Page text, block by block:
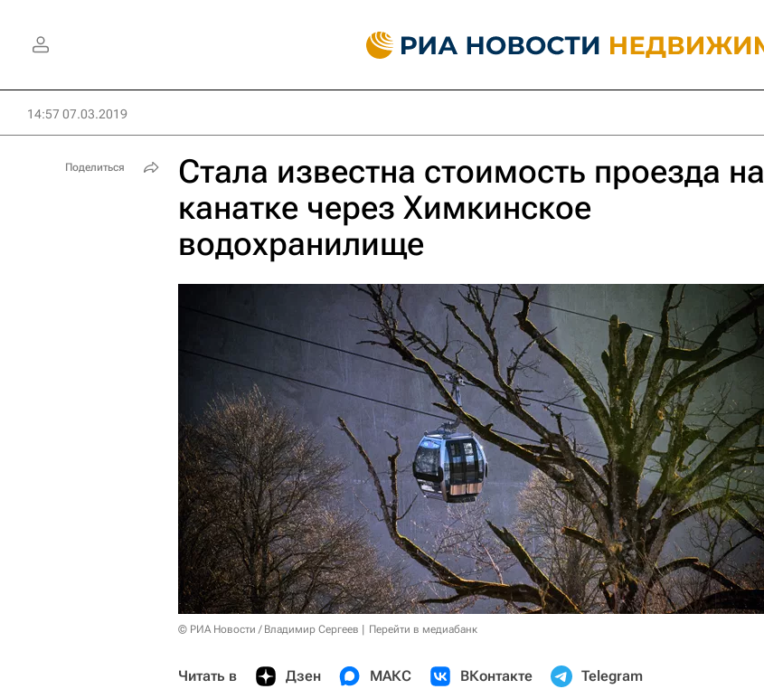
14:57 07.03.2019
Стала известна стоимость проезда на
канатке через Химкинское
водохранилище
© РИА Новости / Владимир Сергеев Перейти в медиабанк
Читать в Дзен МАКС ВКонтакте Telegram
Поделиться